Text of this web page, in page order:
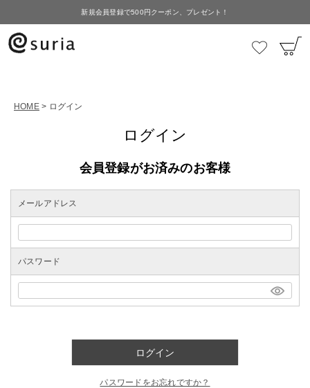
新規会員登録で500円クーポン、プレゼント！
HOME ログイン
ログイン
会員登録がお済みのお客様
メールアドレス
パスワード
ログイン
パスワードをお忘れですか？